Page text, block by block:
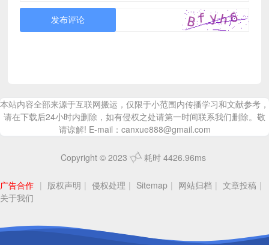
发布评论
本站内容全部来源于互联网搬运，仅限于小范围内传播学习和文献参考，
请在下载后24小时内删除，如有侵权之处请第一时间联系我们删除。敬
请谅解! E-mail：canxue888@gmail.com
Copyright © 2023 耗时 4426.96ms
广告合作 | 版权声明 | 侵权处理 | Sitemap | 网站归档 | 文章投稿 |
关于我们